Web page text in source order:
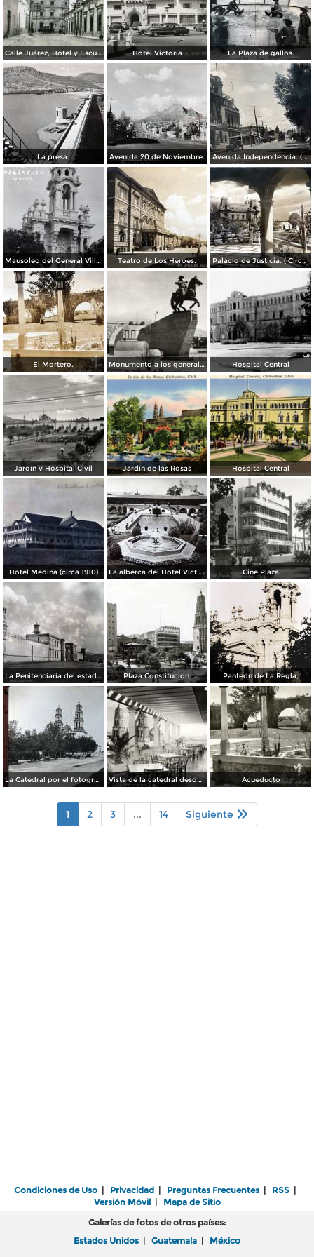
Calle Juárez, Hotel y Escuela Oficial No. 136 Hotel Victoria La Plaza de gallos.
La presa. Avenida 20 de Noviembre. Avenida Independencia. ( Circulada el 12 de Abril de 1929 ).
Mausoleo del General Villa en el panteon de La Regla ( Circulada el 11 de Junio de 1921 ). Teatro de Los Heroes. Palacio de Justicia. ( Circulada el 1 deDiciembre de 1946 ).
El Mortero. Monumento a los generales de la División del Norte Hospital Central
Jardín y Hospital Civil Jardín de las Rosas Hospital Central
Hotel Medina (circa 1910) La alberca del Hotel Victoria. Cine Plaza
La Penitenciaria del estado. Plaza Constitucion. Panteon de La Regla,
La Catedral por el fotografo William H. Rau.. Vista de la catedral desde el Hotel Palacio Hilton Acueducto
1 2 3 ... 14 Siguiente
Condiciones de Uso | Privacidad | Preguntas Frecuentes | RSS |
Versión Móvil| Mapa de Sitio
Galerías de fotos de otros países:
Estados Unidos | Guatemala | México